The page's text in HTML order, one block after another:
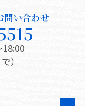
問い合わせ
）